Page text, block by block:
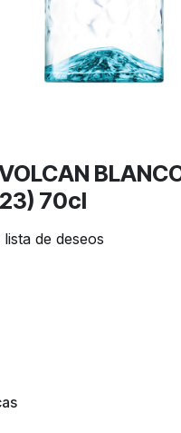
70cl
de deseos